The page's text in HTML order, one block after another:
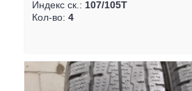
Индекс ск.: 107/105T
Кол-во: 4